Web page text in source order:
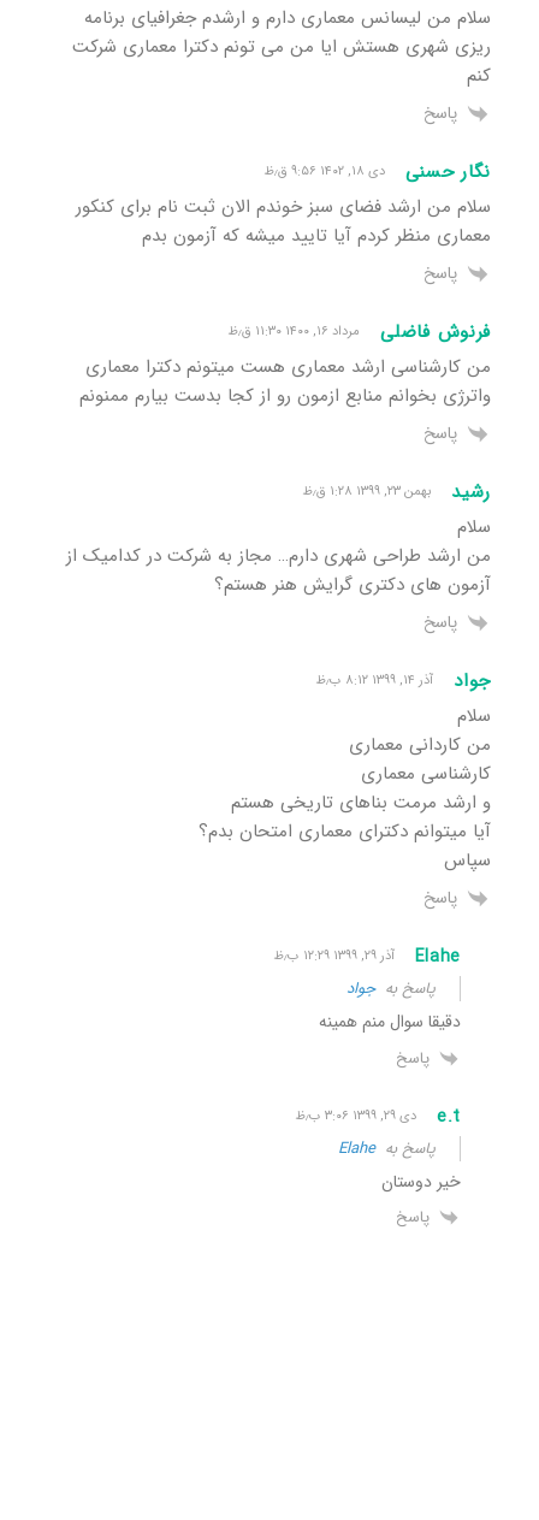
سلام من لیسانس معماری دارم و ارشدم جغرافیای برنامه
ریزی شهری هستش ایا من می تونم دکترا معماری شرکت
کنم
پاسخ
نگار حسنی دی ۱۸, ۱۴۰۲ ۹:۵۶ ق٫ظ
سلام من ارشد فضای سبز خوندم الان ثبت نام برای کنکور
معماری منظر کردم آیا تایید میشه که آزمون بدم
پاسخ
فرنوش فاضلی مرداد ۱۶, ۱۴۰۰ ۱۱:۳۰ ق٫ظ
من کارشناسی ارشد معماری هست میتونم دکترا معماری
واترژی بخوانم منابع ازمون رو از کجا بدست بیارم ممنونم
پاسخ
رشید بهمن ۲۳, ۱۳۹۹ ۱:۲۸ ق٫ظ
سلام
من ارشد طراحی شهری دارم… مجاز به شرکت در کدامیک از
آزمون های دکتری گرایش هنر هستم؟
پاسخ
جواد آذر ۱۴, ۱۳۹۹ ۸:۱۲ ب٫ظ
سلام
من کاردانی معماری
کارشناسی معماری
و ارشد مرمت بناهای تاریخی هستم
آیا میتوانم دکترای معماری امتحان بدم؟
سپاس
پاسخ
Elahe آذر ۲۹, ۱۳۹۹ ۱۲:۲۹ ب٫ظ
پاسخ بهجواد
دقیقا سوال منم همینه
پاسخ
e.t دی ۲۹, ۱۳۹۹ ۳:۰۶ ب٫ظ
پاسخ بهElahe
خیر دوستان
پاسخ